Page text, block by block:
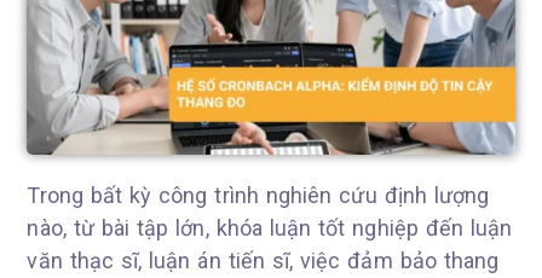
Trong bất kỳ công trình nghiên cứu định lượng
nào, từ bài tập lớn, khóa luận tốt nghiệp đến luận
văn thạc sĩ, luận án tiến sĩ, việc đảm bảo thang